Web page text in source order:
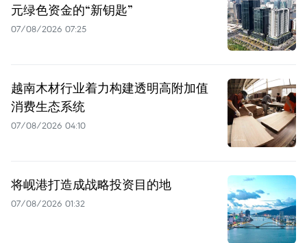
元绿色资金的“新钥匙”
07/08/2026 07:25
越南木材行业着力构建透明高附加值
消费生态系统
07/08/2026 04:10
将岘港打造成战略投资目的地
07/08/2026 01:32